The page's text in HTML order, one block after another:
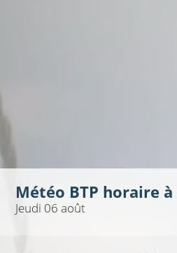
Météo BTP horaire à
Jeudi 06 août